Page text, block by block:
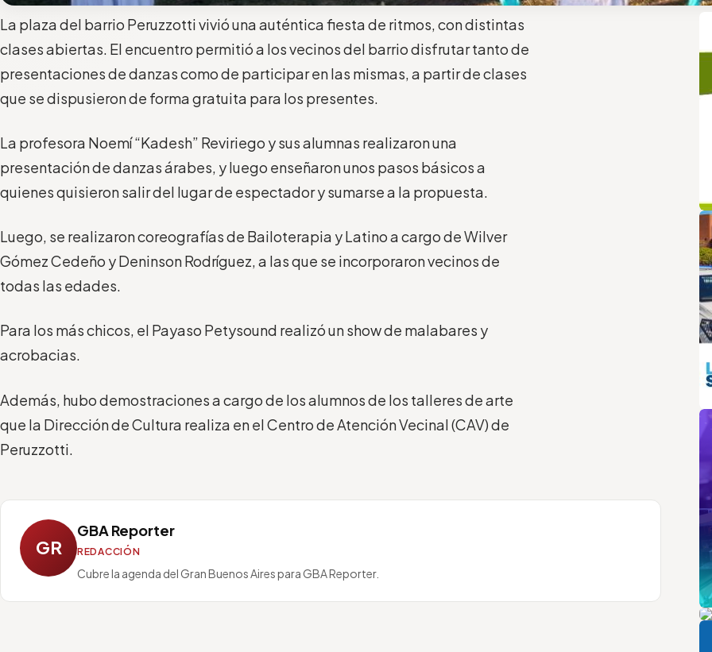
La plaza del barrio Peruzzotti vivió una auténtica fiesta de ritmos, con distintas
clases abiertas. El encuentro permitió a los vecinos del barrio disfrutar tanto de
presentaciones de danzas como de participar en las mismas, a partir de clases
que se dispusieron de forma gratuita para los presentes.
La profesora Noemí “Kadesh” Reviriego y sus alumnas realizaron una
presentación de danzas árabes, y luego enseñaron unos pasos básicos a
quienes quisieron salir del lugar de espectador y sumarse a la propuesta.
Luego, se realizaron coreografías de Bailoterapia y Latino a cargo de Wilver
Gómez Cedeño y Deninson Rodríguez, a las que se incorporaron vecinos de
todas las edades.
Para los más chicos, el Payaso Petysound realizó un show de malabares y
acrobacias.
Además, hubo demostraciones a cargo de los alumnos de los talleres de arte
que la Dirección de Cultura realiza en el Centro de Atención Vecinal (CAV) de
Peruzzotti.
GR
GBA Reporter
REDACCIÓN
Cubre la agenda del Gran Buenos Aires para GBA Reporter.